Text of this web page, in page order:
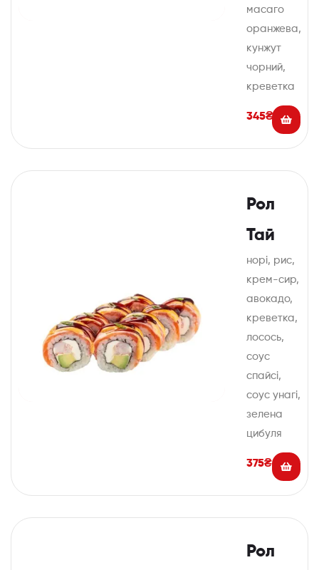
масаго
оранжева,
кунжут
чорний,
креветка
345₴
Рол
Тай
норі, рис,
крем-сир,
авокадо,
креветка,
лосось,
соус
спайсі,
соус унагі,
зелена
цибуля
375₴
Рол